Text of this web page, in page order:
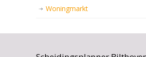
Woningmarkt